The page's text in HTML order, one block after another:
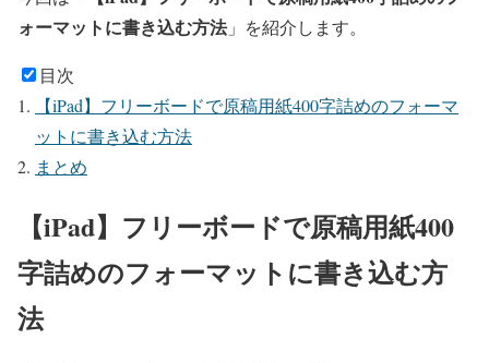
ォーマットに書き込む方法」を紹介します。
目次
【iPad】フリーボードで原稿用紙400字詰めのフォーマ
ットに書き込む方法
まとめ
【iPad】フリーボードで原稿用紙400
字詰めのフォーマットに書き込む方
法